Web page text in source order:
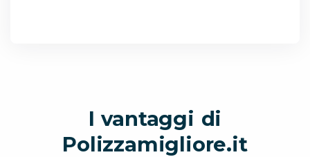
I vantaggi di
Polizzamigliore.it